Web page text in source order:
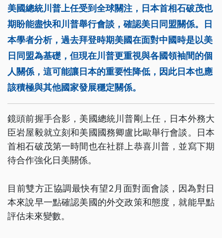
美國總統川普上任受到全球關注，日本首相石破茂也
期盼能盡快和川普舉行會談，確認美日同盟關係。日
本學者分析，過去拜登時期美國在面對中國時是以美
日同盟為基礎，但現在川普更重視與各國領袖間的個
人關係，這可能讓日本的重要性降低，因此日本也應
該積極與其他國家發展穩定關係。
鏡頭前握手合影，美國總統川普剛上任，日本外務大
臣岩屋毅就立刻和美國國務卿盧比歐舉行會談。日本
首相石破茂第一時間也在社群上恭喜川普，並寫下期
待合作強化日美關係。
目前雙方正協調最快有望2月面對面會談，因為對日
本來說早一點確認美國的外交政策和態度，就能早點
評估未來變數。